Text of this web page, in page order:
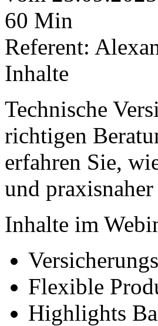
60 Min
Referent:
Inhalte
Technische
richtigen
erfahren Sie,
und
Inhalte im
Flexible
Highlights